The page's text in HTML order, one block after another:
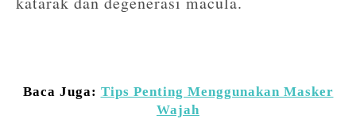
Baca Juga: Tips Penting Menggunakan Masker
Wajah